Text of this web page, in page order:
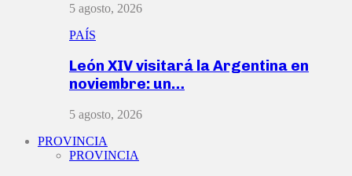
5 agosto, 2026
PAÍS
León XIV visitará la Argentina en
noviembre: un…
5 agosto, 2026
PROVINCIA
PROVINCIA